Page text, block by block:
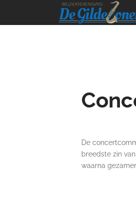
De
breedste zin
waarna